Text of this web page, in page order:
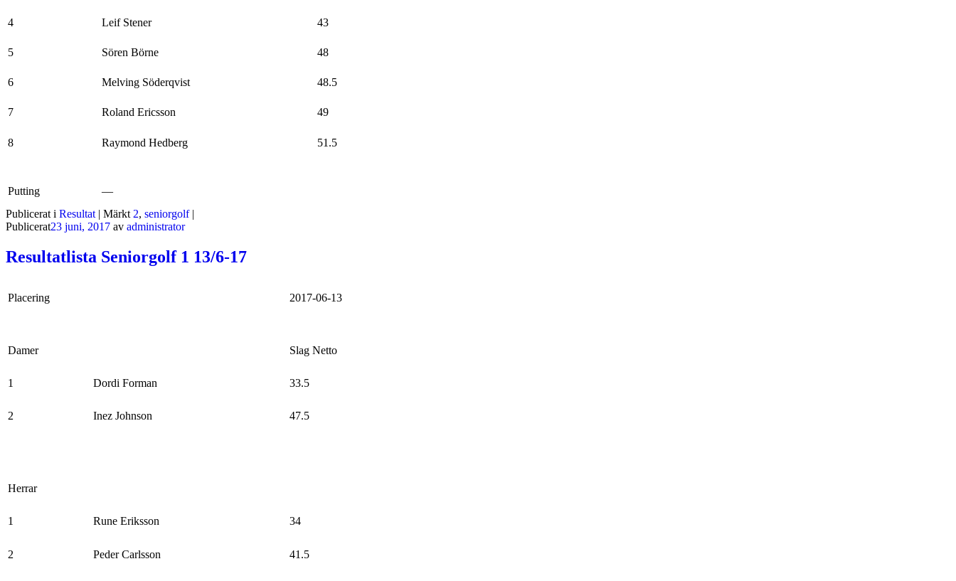
4 Leif Stener 43
5 Sören Börne 48
6 Melving Söderqvist 48.5
7 Roland Ericsson 49
8 Raymond Hedberg 51.5
Putting
—
Publicerat i Resultat | Märkt 2, seniorgolf |
Publicerat23 juni, 2017 av administrator
Resultatlista Seniorgolf 1 13/6-17
Placering 2017-06-13
Damer Slag Netto
1 Dordi Forman 33.5
2 Inez Johnson 47.5
Herrar
1 Rune Eriksson 34
2 Peder Carlsson 41.5